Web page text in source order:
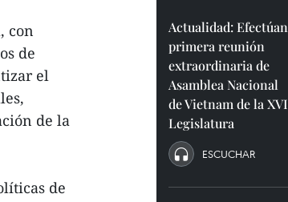
con
de
el
de la
de
Actualidad: Efectúan
primera reunión
extraordinaria de
Asamblea Nacional
de Vietnam de la XVI
Legislatura
ESCUCHAR